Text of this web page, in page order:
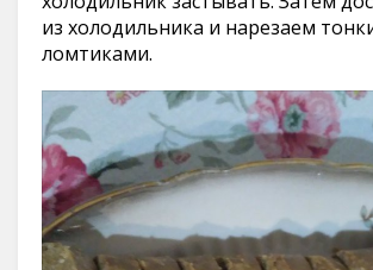
из холодильника и нарезаем
ломтиками.